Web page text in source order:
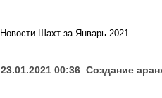
Новости Шахт за Январь 2021
23.01.2021 00:36 Создание